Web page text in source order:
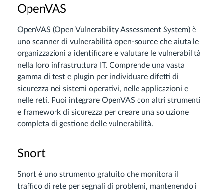
OpenVAS
OpenVAS (Open Vulnerability Assessment System) è
uno scanner di vulnerabilità open-source che aiuta le
organizzazioni a identificare e valutare le vulnerabilità
nella loro infrastruttura IT. Comprende una vasta
gamma di test e plugin per individuare difetti di
sicurezza nei sistemi operativi, nelle applicazioni e
nelle reti. Puoi integrare OpenVAS con altri strumenti
e framework di sicurezza per creare una soluzione
completa di gestione delle vulnerabilità.
Snort
Snort è uno strumento gratuito che monitora il
traffico di rete per segnali di problemi, mantenendo i